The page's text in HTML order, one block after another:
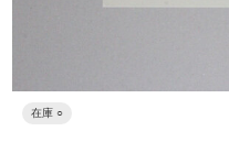
在庫 ○